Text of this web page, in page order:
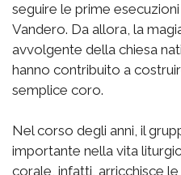
seguire le prime
Vandero. Da allora, la
avvolgente della chiesa
hanno contribuito a
semplice coro.
Nel corso degli anni, il
importante nella vita
corale, infatti, arricchisce